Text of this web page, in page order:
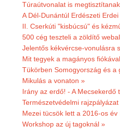
Túraútvonalat is
A Dél-Dunántúl Erdészeti
II. Cserkúti "kisbúcsú" és
500 cég teszteli a zöldítő
Jelentős kékvércse-vonulásra
Mit tegyek a magányos
Tükörben Somogyország és a
Mikulás a vonaton »
Irány az erdő! - A
Természetvédelmi
Mezei tücsök lett a 2016-os év
Workshop az új tagoknál »